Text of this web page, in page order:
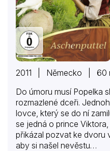
2011 | Německo | 60
Do úmoru musí Popelka
rozmazlené dceři.
lovce, který se do ní
se jedná o prince
přikázal pozvat ke dvoru
aby si našel nevěstu…